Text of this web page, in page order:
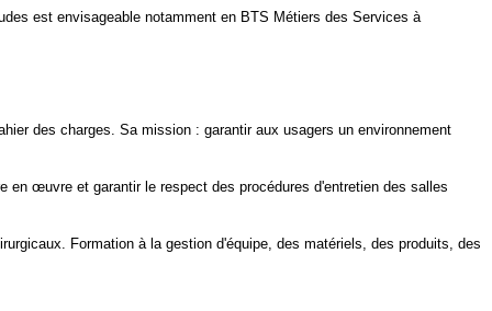
est envisageable notamment en BTS Métiers des Services à
des charges. Sa mission : garantir aux usagers un environnement
œuvre et garantir le respect des procédures d'entretien des salles
Formation à la gestion d'équipe, des matériels, des produits, des